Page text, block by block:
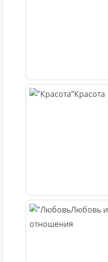
Красота
Любовь и
отношения